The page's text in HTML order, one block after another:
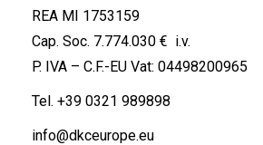
REA MI 1753159
Cap. Soc. 7.774.030 € i.v.
P. IVA – C.F.-EU Vat: 04498200965
Tel. +39 0321 989898
info@dkceurope.eu